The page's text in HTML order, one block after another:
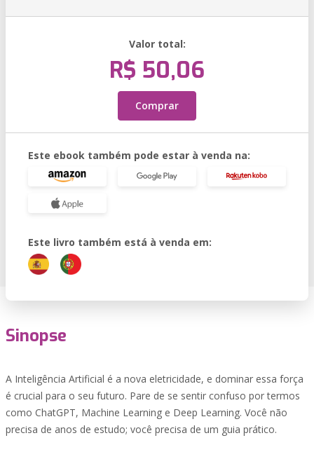
Valor total:
R$ 50,06
Comprar
Este ebook também pode estar à venda na:
Este livro também está à venda em:
Sinopse
A Inteligência Artificial é a nova eletricidade, e dominar essa força
é crucial para o seu futuro. Pare de se sentir confuso por termos
como ChatGPT, Machine Learning e Deep Learning. Você não
precisa de anos de estudo; você precisa de um guia prático.